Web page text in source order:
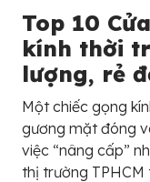
Top 10
kính thời
lượng, rẻ
Một chiếc gọng
gương mặt đóng
việc “nâng cấp”
thị trường